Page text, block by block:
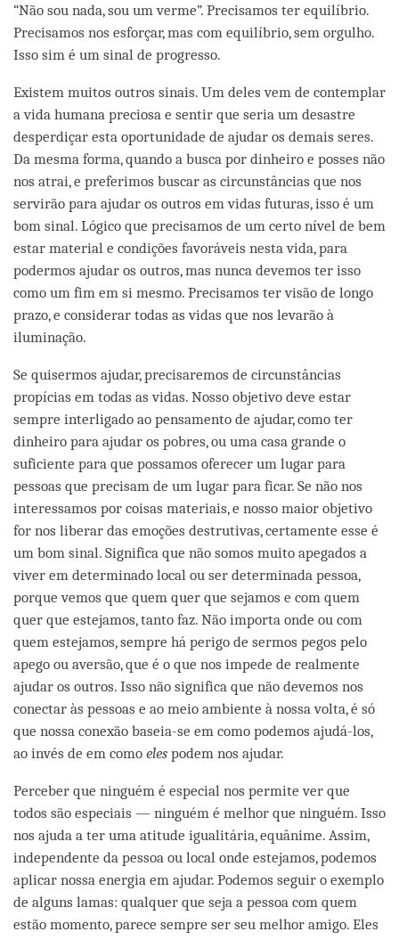
“Não sou nada, sou um verme”. Precisamos ter equilíbrio.
Precisamos nos esforçar, mas com equilíbrio, sem orgulho.
Isso sim é um sinal de progresso.
Existem muitos outros sinais. Um deles vem de contemplar
a vida humana preciosa e sentir que seria um desastre
desperdiçar esta oportunidade de ajudar os demais seres.
Da mesma forma, quando a busca por dinheiro e posses não
nos atrai, e preferimos buscar as circunstâncias que nos
servirão para ajudar os outros em vidas futuras, isso é um
bom sinal. Lógico que precisamos de um certo nível de bem
estar material e condições favoráveis nesta vida, para
podermos ajudar os outros, mas nunca devemos ter isso
como um fim em si mesmo. Precisamos ter visão de longo
prazo, e considerar todas as vidas que nos levarão à
iluminação.
Se quisermos ajudar, precisaremos de circunstâncias
propícias em todas as vidas. Nosso objetivo deve estar
sempre interligado ao pensamento de ajudar, como ter
dinheiro para ajudar os pobres, ou uma casa grande o
suficiente para que possamos oferecer um lugar para
pessoas que precisam de um lugar para ficar. Se não nos
interessamos por coisas materiais, e nosso maior objetivo
for nos liberar das emoções destrutivas, certamente esse é
um bom sinal. Significa que não somos muito apegados a
viver em determinado local ou ser determinada pessoa,
porque vemos que quem quer que sejamos e com quem
quer que estejamos, tanto faz. Não importa onde ou com
quem estejamos, sempre há perigo de sermos pegos pelo
apego ou aversão, que é o que nos impede de realmente
ajudar os outros. Isso não significa que não devemos nos
conectar às pessoas e ao meio ambiente à nossa volta, é só
que nossa conexão baseia-se em como podemos ajudá-los,
ao invés de em como eles podem nos ajudar.
Perceber que ninguém é especial nos permite ver que
todos são especiais — ninguém é melhor que ninguém. Isso
nos ajuda a ter uma atitude igualitária, equânime. Assim,
independente da pessoa ou local onde estejamos, podemos
aplicar nossa energia em ajudar. Podemos seguir o exemplo
de alguns lamas: qualquer que seja a pessoa com quem
estão momento, parece sempre ser seu melhor amigo. Eles